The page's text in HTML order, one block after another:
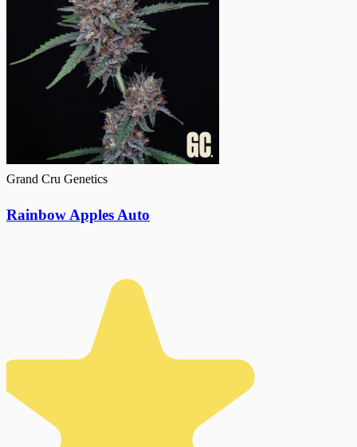
Grand Cru Genetics
Rainbow Apples Auto